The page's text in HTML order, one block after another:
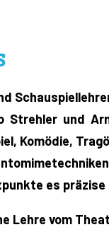
Strehler und
Komödie,
es
Lehre vom